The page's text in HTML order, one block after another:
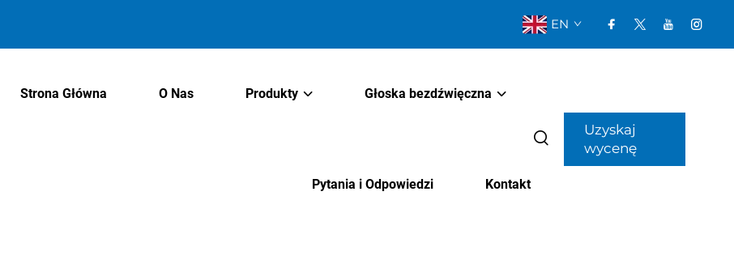
EN
Strona Główna O Nas Produkty Głoska bezdźwięczna
Pytania i Odpowiedzi Kontakt
Uzyskaj
wycenę